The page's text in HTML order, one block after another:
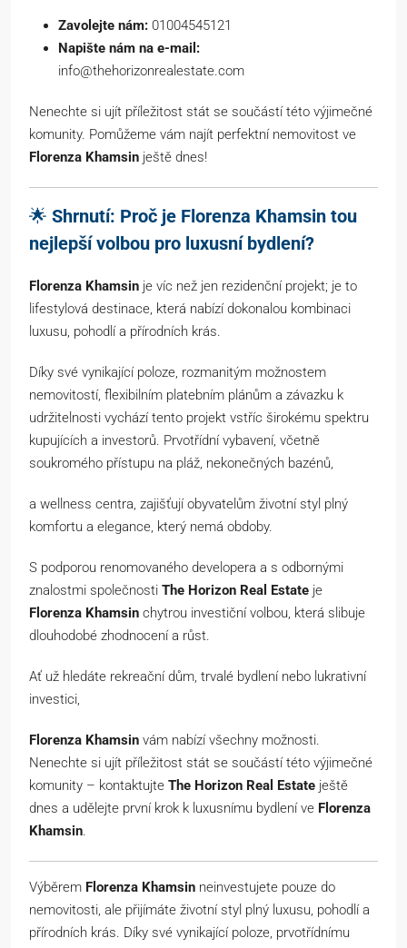
Zavolejte nám: 01004545121
Napište nám na e-mail:
info@thehorizonrealestate.com
Nenechte si ujít příležitost stát se součástí této výjimečné
komunity. Pomůžeme vám najít perfektní nemovitost ve
Florenza Khamsin ještě dnes!
🌟 Shrnutí: Proč je Florenza Khamsin tou
nejlepší volbou pro luxusní bydlení?
Florenza Khamsin je víc než jen rezidenční projekt; je to
lifestylová destinace, která nabízí dokonalou kombinaci
luxusu, pohodlí a přírodních krás.
Díky své vynikající poloze, rozmanitým možnostem
nemovitostí, flexibilním platebním plánům a závazku k
udržitelnosti vychází tento projekt vstříc širokému spektru
kupujících a investorů. Prvotřídní vybavení, včetně
soukromého přístupu na pláž, nekonečných bazénů,
a wellness centra, zajišťují obyvatelům životní styl plný
komfortu a elegance, který nemá obdoby.
S podporou renomovaného developera a s odbornými
znalostmi společnosti The Horizon Real Estate je
Florenza Khamsin chytrou investiční volbou, která slibuje
dlouhodobé zhodnocení a růst.
Ať už hledáte rekreační dům, trvalé bydlení nebo lukrativní
investici,
Florenza Khamsin vám nabízí všechny možnosti.
Nenechte si ujít příležitost stát se součástí této výjimečné
komunity – kontaktujte The Horizon Real Estate ještě
dnes a udělejte první krok k luxusnímu bydlení ve Florenza
Khamsin.
Výběrem Florenza Khamsin neinvestujete pouze do
nemovitosti, ale přijímáte životní styl plný luxusu, pohodlí a
přírodních krás. Díky své vynikající poloze, prvotřídnímu